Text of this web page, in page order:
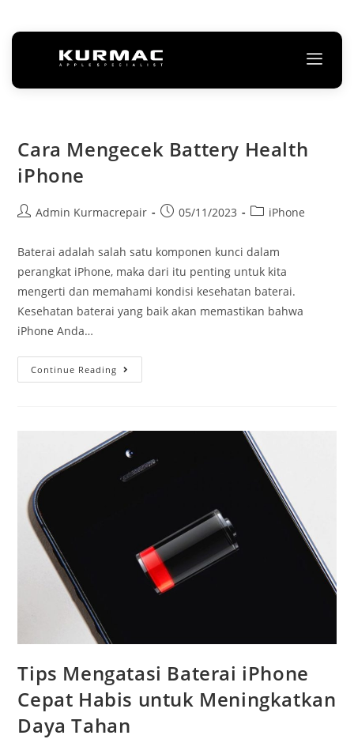
Cara Mengecek Battery Health
iPhone
Admin Kurmacrepair 05/11/2023 iPhone
Baterai adalah salah satu komponen kunci dalam
perangkat iPhone, maka dari itu penting untuk kita
mengerti dan memahami kondisi kesehatan baterai.
Kesehatan baterai yang baik akan memastikan bahwa
iPhone Anda…
Continue Reading
Tips Mengatasi Baterai iPhone
Cepat Habis untuk Meningkatkan
Daya Tahan